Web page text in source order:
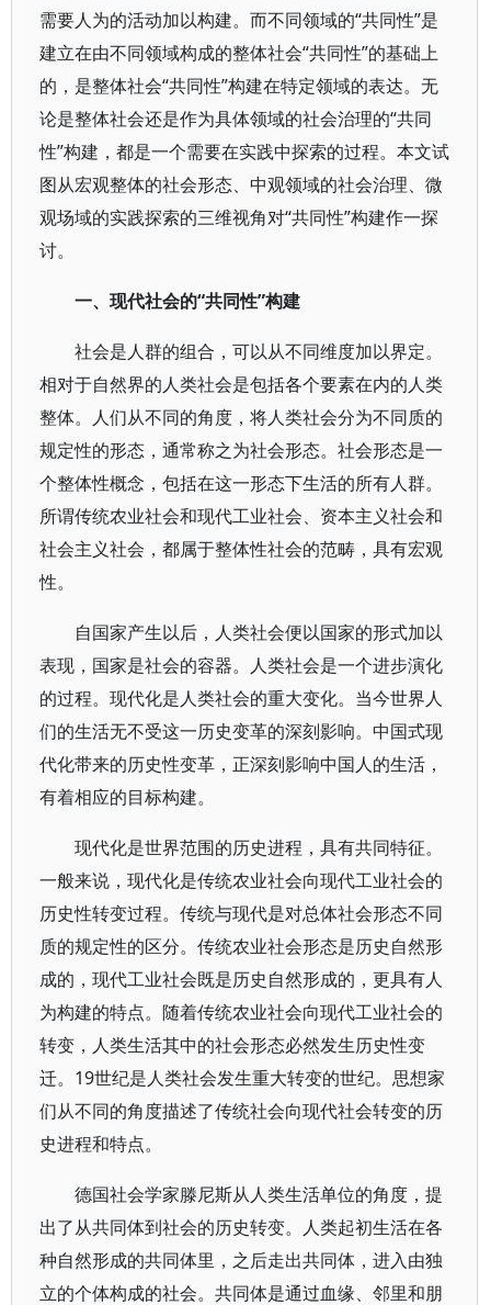
需要人为的活动加以构建。而不同领域的“共同性”是
建立在由不同领域构成的整体社会“共同性”的基础上
的，是整体社会“共同性”构建在特定领域的表达。无
论是整体社会还是作为具体领域的社会治理的“共同
性”构建，都是一个需要在实践中探索的过程。本文试
图从宏观整体的社会形态、中观领域的社会治理、微
观场域的实践探索的三维视角对“共同性”构建作一探
讨。
一、现代社会的“共同性”构建
社会是人群的组合，可以从不同维度加以界定。
相对于自然界的人类社会是包括各个要素在内的人类
整体。人们从不同的角度，将人类社会分为不同质的
规定性的形态，通常称之为社会形态。社会形态是一
个整体性概念，包括在这一形态下生活的所有人群。
所谓传统农业社会和现代工业社会、资本主义社会和
社会主义社会，都属于整体性社会的范畴，具有宏观
性。
自国家产生以后，人类社会便以国家的形式加以
表现，国家是社会的容器。人类社会是一个进步演化
的过程。现代化是人类社会的重大变化。当今世界人
们的生活无不受这一历史变革的深刻影响。中国式现
代化带来的历史性变革，正深刻影响中国人的生活，
有着相应的目标构建。
现代化是世界范围的历史进程，具有共同特征。
一般来说，现代化是传统农业社会向现代工业社会的
历史性转变过程。传统与现代是对总体社会形态不同
质的规定性的区分。传统农业社会形态是历史自然形
成的，现代工业社会既是历史自然形成的，更具有人
为构建的特点。随着传统农业社会向现代工业社会的
转变，人类生活其中的社会形态必然发生历史性变
迁。19世纪是人类社会发生重大转变的世纪。思想家
们从不同的角度描述了传统社会向现代社会转变的历
史进程和特点。
德国社会学家滕尼斯从人类生活单位的角度，提
出了从共同体到社会的历史转变。人类起初生活在各
种自然形成的共同体里，之后走出共同体，进入由独
立的个体构成的社会。共同体是通过血缘、邻里和朋